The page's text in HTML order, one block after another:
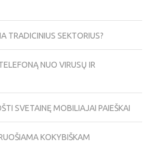
TRADICINIUS SEKTORIUS?
NUO VIRUSŲ IR
SVETAINĘ MOBILIAJAI PAIEŠKAI
KOKYBIŠKAM